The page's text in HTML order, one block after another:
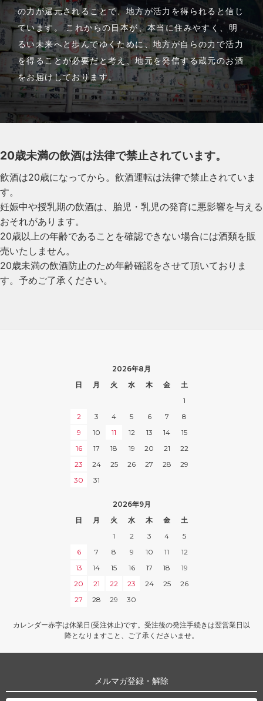
の力が還元されることで、地方が活力を得られると信じ
ています。 これからの日本が、本当に住みやすく、明
るい未来へと歩んでゆくために、地方が自らの力で活力
を得ることが必要だと考え、地元を発信する蔵元のお酒
をお届けしております。
20歳未満の飲酒は法律で禁止されています。
飲酒は20歳になってから。飲酒運転は法律で禁止されていま
す。
妊娠中や授乳期の飲酒は、胎児・乳児の発育に悪影響を与える
おそれがあります。
20歳以上の年齢であることを確認できない場合には酒類を販
売いたしません。
20歳未満の飲酒防止のため年齢確認をさせて頂いておりま
す。予めご了承ください。
2026年8月
日
月 火 水 木 金
土
1
2
3 4 5 6 7
8
9
10 11 12 13 14
15
16
17 18 19 20 21
22
23
24 25 26 27 28
29
30
31
2026年9月
日
月 火 水 木 金
土
1
2 3 4
5
6
7 8 9 10 11
12
13
14 15 16 17 18
19
20
21 22 23 24 25
26
27
28 29 30
カレンダー赤字は休業日(受注休止)です。受注後の発注手続きは翌営業日以
降となりますこと、ご了承くださいませ。
メルマガ登録・解除